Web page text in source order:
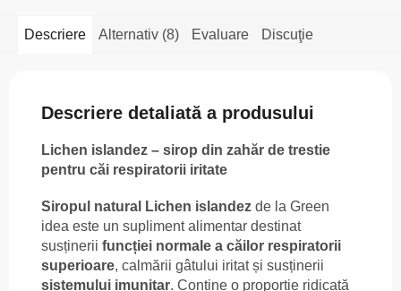
Descriere Alternativ (8) Evaluare Discuţie
Descriere detaliată a produsului
Lichen islandez – sirop din zahăr de trestie
pentru căi respiratorii iritate
Siropul natural Lichen islandez de la Green
idea este un supliment alimentar destinat
susținerii funcției normale a căilor respiratorii
superioare, calmării gâtului iritat și susținerii
sistemului imunitar. Conține o proporție ridicată